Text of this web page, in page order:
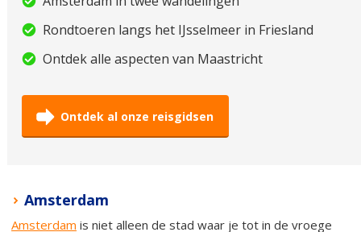
Rondtoeren langs het IJsselmeer in Friesland
Ontdek alle aspecten van Maastricht
Ontdek al onze reisgidsen
Amsterdam
Amsterdam is niet alleen de stad waar je tot in de vroege